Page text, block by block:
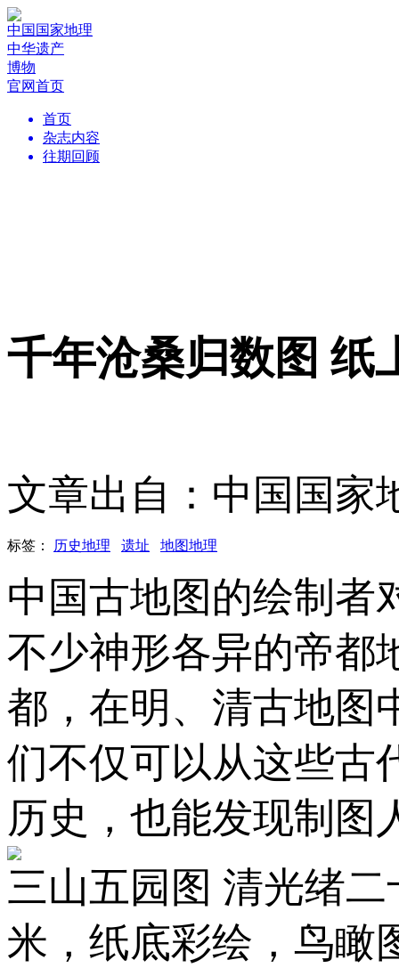
中国国家地理
中华遗产
博物
官网首页
首页
杂志内容
往期回顾
千年沧桑归数图 纸
文章出自：中国国家
标签： 历史地理 遗址 地图地理
中国古地图的绘制者
不少神形各异的帝都
都，在明、清古地图
们不仅可以从这些古
历史，也能发现制图
三山五园图 清光绪
米，纸底彩绘，鸟瞰